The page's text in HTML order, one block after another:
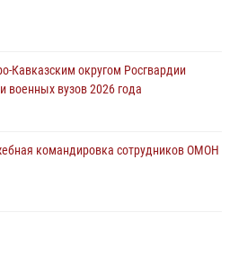
в акции «Волна памяти»,
освобождения Белгорода от
Кавказским округом Росгвардии
военных вузов 2026 года
командировка сотрудников ОМОН